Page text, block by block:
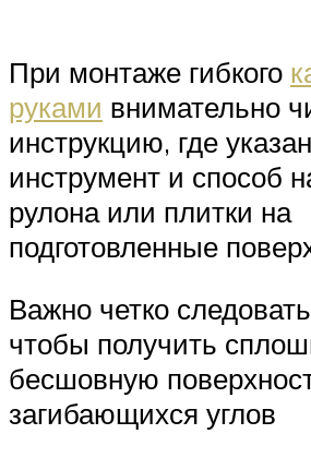
При монтаже гибкого
руками внимательно
инструкцию, где
инструмент и способ
рулона или плитки на
подготовленные
Важно четко
чтобы получить
бесшовную
загибающихся углов